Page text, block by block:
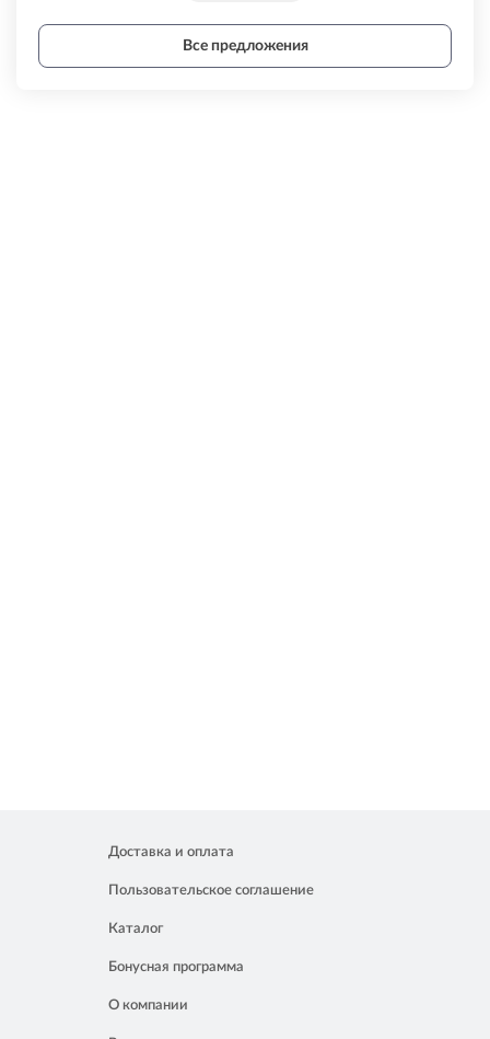
Все предложения
Доставка и оплата
Пользовательское соглашение
Каталог
Бонусная программа
О компании